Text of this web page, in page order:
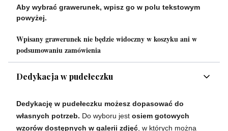
Aby wybrać grawerunek, wpisz go w polu tekstowym
powyżej.
Wpisany grawerunek nie będzie widoczny w koszyku ani w
podsumowaniu zamówienia
Dedykacja w pudełeczku
Dedykację w pudełeczku możesz dopasować do
własnych potrzeb. Do wyboru jest osiem gotowych
wzorów dostępnych w galerii zdjęć , w których można